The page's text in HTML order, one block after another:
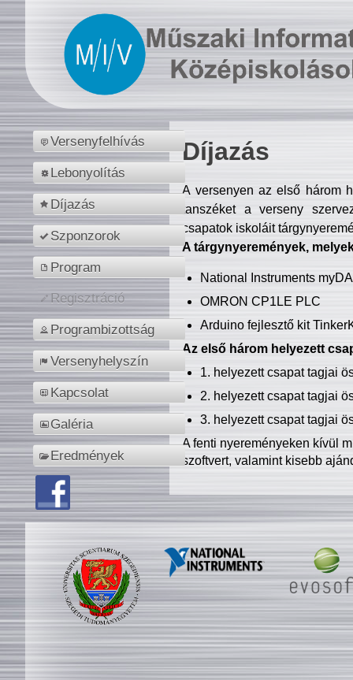
Versenyfelhívás
Lebonyolítás
Díjazás
Szponzorok
Program
Regisztráció
Programbizottság
Versenyhelyszín
Kapcsolat
Galéria
Eredmények
Díjazás
A versenyen az első három
tanszéket a verseny
csapatok iskoláit
A tárgynyeremények,
National Instruments
OMRON CP1LE PLC
Arduino fejlesztő kit
Az első három helyezett
1. helyezett csapat tagjai
2. helyezett csapat tagjai
3. helyezett csapat tagjai
A fenti nyereményeken kívül
szoftvert, valamint kisebb